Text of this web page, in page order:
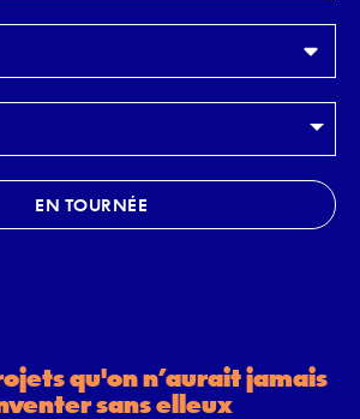
EN TOURNÉE
qu'on n’aurait jamais
sans elleux